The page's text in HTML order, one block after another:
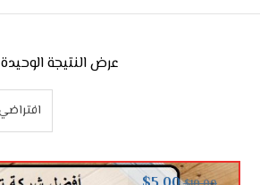
عرض النتيجة الوحيدة